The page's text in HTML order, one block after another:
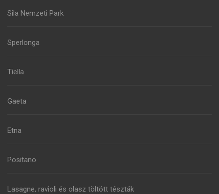
Sila Nemzeti Park
Sperlonga
Tiella
Gaeta
Etna
Positano
Lasagne, ravioli és olasz töltött tészták